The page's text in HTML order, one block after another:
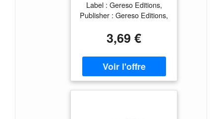
Attirer De Nouveaux
Clients, Augmenter
Sa Notoriété, Trouver
De Nouveaux
Label : Gereso Editions,
Publisher : Gereso Editions,
publicationDate : 2018-05-
17, ISBN : 2359536435
3,69 €